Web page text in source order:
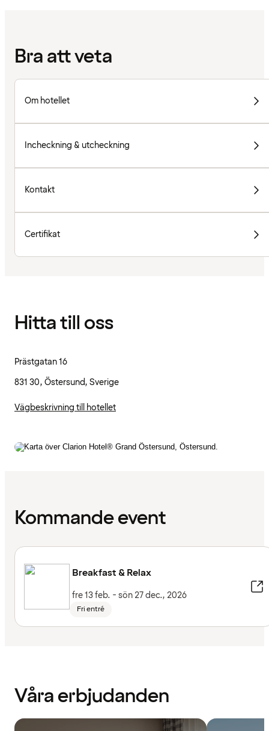
Bra att veta
Om hotellet
Incheckning & utcheckning
Kontakt
Certifikat
Hitta till oss
Prästgatan 16
831 30, Östersund, Sverige
Vägbeskrivning till hotellet
Kommande event
Breakfast & Relax
fre 13 feb. - sön 27 dec., 2026
Fri entré
Våra erbjudanden